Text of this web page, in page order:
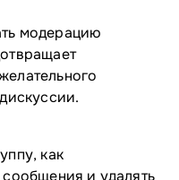
модерацию
как
и удалять